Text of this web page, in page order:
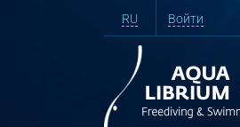
RU Войти